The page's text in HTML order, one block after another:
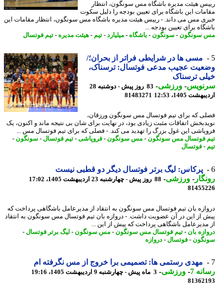
هیئت مدیره باشگاه مس سونگون، انتظار
این باشگاه برای تعیین بودجه را دلیل سکوت
مس می داند. - رییس هیئت مدیره باشگاه مس سونگون، انتظار مقامات این
برای تعیین بودجه ...
سونگون-سونگون-باشگاه-میلیارد-تیم -هیئت مدیره-تیم فوتسال
مسی ها در شرایطی فراتر از بحران؛/
عجیب مدعی فوتسال: ترسناک،
ترسناک
-ورزشی-
83 روز پیش - دوشنبه 28
1405، 12:53
81483271
که برای تیم فوتسال مس سونگون ورزقان،
اتفاقات مثبت زیادی بود، در نهایت برای شان بی نتیجه ماند و اکنون، یک
این غول بزرگ را تهدید می کند. - فصلی که برای تیم فوتسال مس ...
فوتسال مس سونگون-مس سونگون-فروپاشی-تیم فوتسال-سونگون-
-فوتسال
پرکاس: لیگ برتر فوتسال دیگر دو قطبی نیست
-ورزشی-88 روز پیش - چهارشنبه 23 اردیبهشت 1405، 17:02
بان تیم فوتسال مس سونگون به انتقاد از مدیرعامل باشگاهی پرداخت که
از این در آن عضویت داشت. - دروازه بان تیم فوتسال مس سونگون به انتقاد
باشگاهی پرداخت که پیش از این ...
بان-تیم فوتسال مس سونگون-مس سونگون-لیگ برتر فوتسال-
-فوتسال-دروازه
مهدی رستمی ها: تصمیمی برا خروج از مس نگرفته ام
7
-ورزشی-3 ماه پیش - چهارشنبه 9 اردیبهشت 1405، 19:16